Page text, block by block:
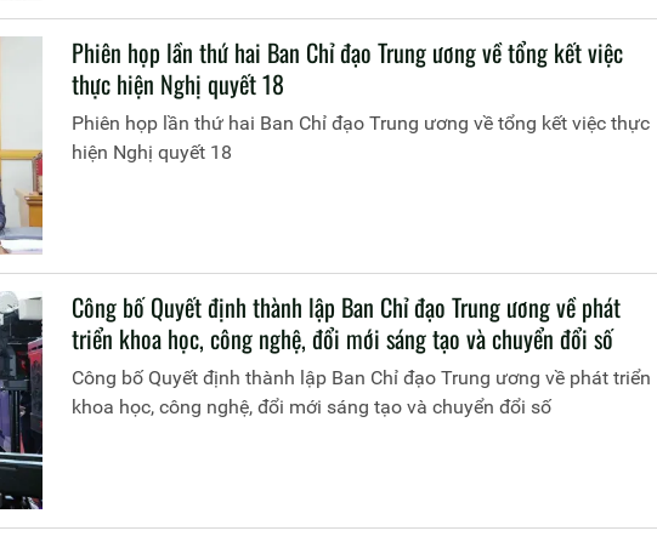
Phiên họp lần thứ hai Ban Chỉ đạo Trung ương về tổng kết việc
thực hiện Nghị quyết 18
Phiên họp lần thứ hai Ban Chỉ đạo Trung ương về tổng kết việc thực
hiện Nghị quyết 18
Công bố Quyết định thành lập Ban Chỉ đạo Trung ương về phát
triển khoa học, công nghệ, đổi mới sáng tạo và chuyển đổi số
Công bố Quyết định thành lập Ban Chỉ đạo Trung ương về phát triển
khoa học, công nghệ, đổi mới sáng tạo và chuyển đổi số